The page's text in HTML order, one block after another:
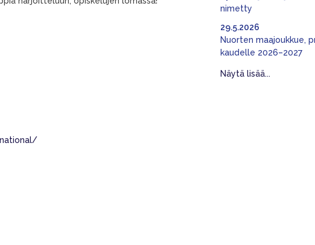
nimetty
Nuorten maajoukkue,
kaudelle 2026–2027
29.5.2026
Näytä lisää...